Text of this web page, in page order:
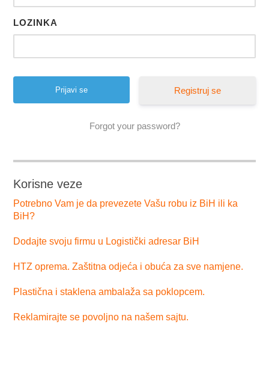
LOZINKA
Registruj se
Forgot your password?
Korisne veze
Potrebno Vam je da prevezete Vašu robu iz BiH ili ka
BiH?
Dodajte svoju firmu u Logistički adresar BiH
HTZ oprema. Zaštitna odjeća i obuća za sve namjene.
Plastična i staklena ambalaža sa poklopcem.
Reklamirajte se povoljno na našem sajtu.